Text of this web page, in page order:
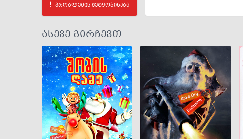
პრობლემის შეტყობინება
ასევე გირჩევთ